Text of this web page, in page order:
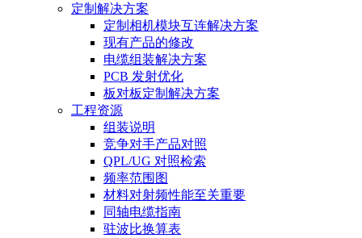
定制解决方案
定制相机模块互连解决方案
现有产品的修改
电缆组装解决方案
PCB 发射优化
板对板定制解决方案
工程资源
组装说明
竞争对手产品对照
QPL/UG 对照检索
频率范围图
材料对射频性能至关重要
同轴电缆指南
驻波比换算表